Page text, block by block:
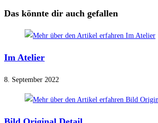
ansehen
Das könnte dir auch gefallen
Im Atelier
8. September 2022